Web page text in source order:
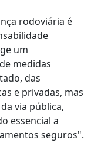
rodoviária é
um
medidas
das
e privadas, mas
via pública,
essencial a
seguros".